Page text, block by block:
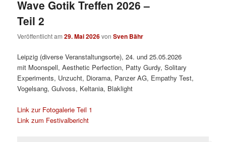
Wave Gotik Treffen 2026 –
Teil 2
Veröffentlicht am29. Mai 2026vonSven Bähr
Leipzig (diverse Veranstaltungsorte), 24. und 25.05.2026
mit Moonspell, Aesthetic Perfection, Patty Gurdy, Solitary
Experiments, Unzucht, Diorama, Panzer AG, Empathy Test,
Vogelsang, Gulvoss, Keltania, Blaklight
Link zur Fotogalerie Teil 1
Link zum Festivalbericht